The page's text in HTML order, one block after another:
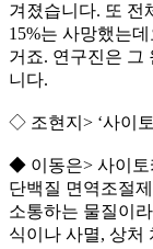
겨졌습니다. 또 전
15%는 사망했는
거죠. 연구진은 그
니다.
◇ 조현지> ‘사이
◆ 이동은> 사이토
단백질 면역조절
소통하는 물질이
식이나 사멸, 상처